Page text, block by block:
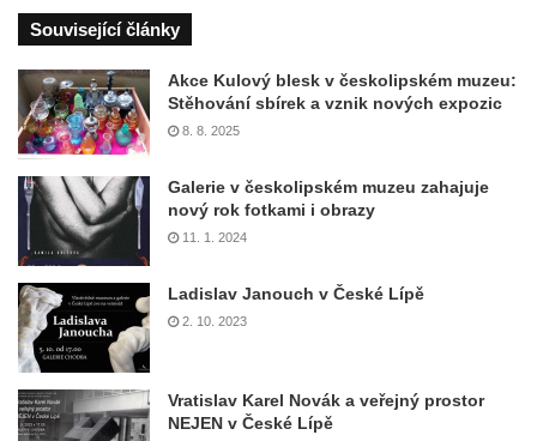
Související články
Akce Kulový blesk v českolipském muzeu:
Stěhování sbírek a vznik nových expozic
8. 8. 2025
Galerie v českolipském muzeu zahajuje
nový rok fotkami i obrazy
11. 1. 2024
Ladislav Janouch v České Lípě
2. 10. 2023
Vratislav Karel Novák a veřejný prostor
NEJEN v České Lípě